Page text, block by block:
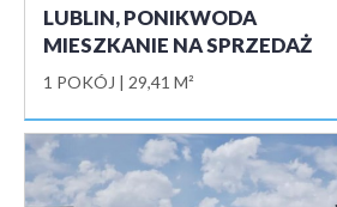
LUBLIN, PONIKWODA
MIESZKANIE NA SPRZEDAŻ
1 POKÓJ 29,41 M²